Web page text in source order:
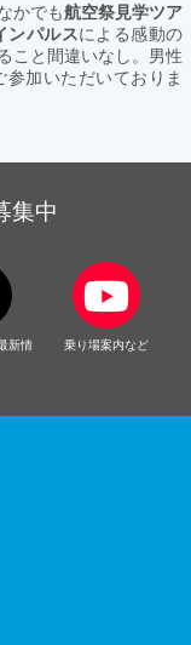
かでも航空祭見学ツア
ンパルスによる感動の
こと間違いなし。男性
加いただいておりま
集中
新情
乗り場案内など